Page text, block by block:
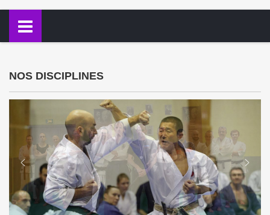
NOS DISCIPLINES